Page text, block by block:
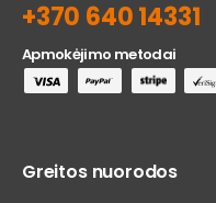
+370 640 14331
Apmokėjimo metodai
Greitos nuorodos